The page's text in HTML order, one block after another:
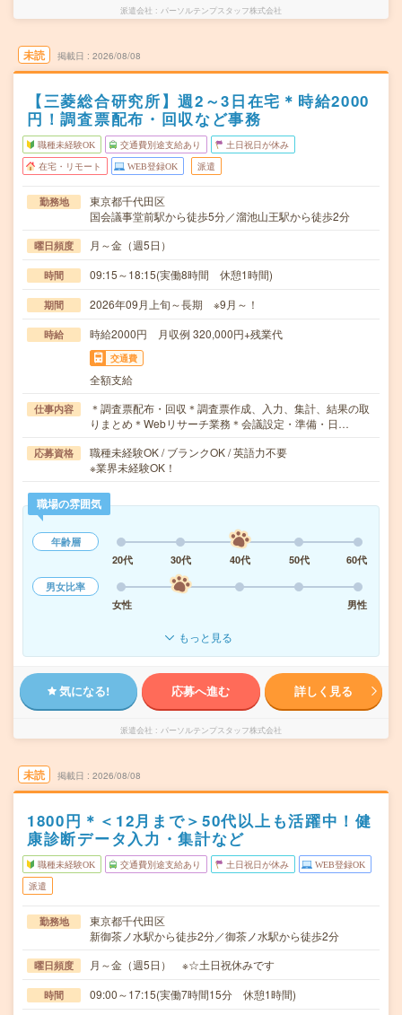
派遣会社 パーソルテンプスタッフ株式会社
未読 掲載日 2026/08/08
【三菱総合研究所】週2～3日在宅＊時給2000
円！調査票配布・回収など事務
職種未経験OK 交通費別途支給あり 土日祝日が休み
在宅・リモート WEB登録OK 派遣
勤務地
東京都千代田区
国会議事堂前駅から徒歩5分／溜池山王駅から徒歩2分
曜日頻度 月～金（週5日）
時間 09:15～18:15(実働8時間 休憩1時間)
期間 2026年09月上旬～長期 ※9月～！
時給 時給2000円 月収例 320,000円+残業代
交通費
全額支給
仕事内容
＊調査票配布・回収＊調査票作成、入力、集計、結果の取
りまとめ＊Webリサーチ業務＊会議設定・準備・日…
応募資格
職種未経験OK / ブランクOK / 英語力不要
※業界未経験OK！
職場の雰囲気
年齢層
20代
30代 40代 50代
60代
男女比率
女性
男性
もっと見る
気になる! 応募へ進む 詳しく見る
派遣会社 パーソルテンプスタッフ株式会社
未読 掲載日 2026/08/08
1800円＊＜12月まで＞50代以上も活躍中！健
康診断データ入力・集計など
職種未経験OK 交通費別途支給あり 土日祝日が休み WEB登録OK
派遣
勤務地
東京都千代田区
新御茶ノ水駅から徒歩2分／御茶ノ水駅から徒歩2分
曜日頻度 月～金（週5日） ※☆土日祝休みです
時間 09:00～17:15(実働7時間15分 休憩1時間)